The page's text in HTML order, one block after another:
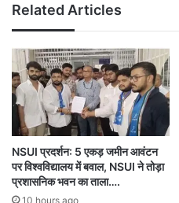
रायपुर समेत कई जिलों में तेज
मौसम विभाग के अनुसार
साथ गरज-चमक, बारिश
राजधानी में अधिकतम
और न्यूनतम तापमान 26
प्रदेश में पिछले 24 घंटों के
Related Articles
NSUI प्रदर्शन: 5 एकड़ जमीन आवंटन
पर विश्वविद्यालय में बवाल, NSUI ने तोड़ा
प्रशासनिक भवन का ताला….
10 hours ago